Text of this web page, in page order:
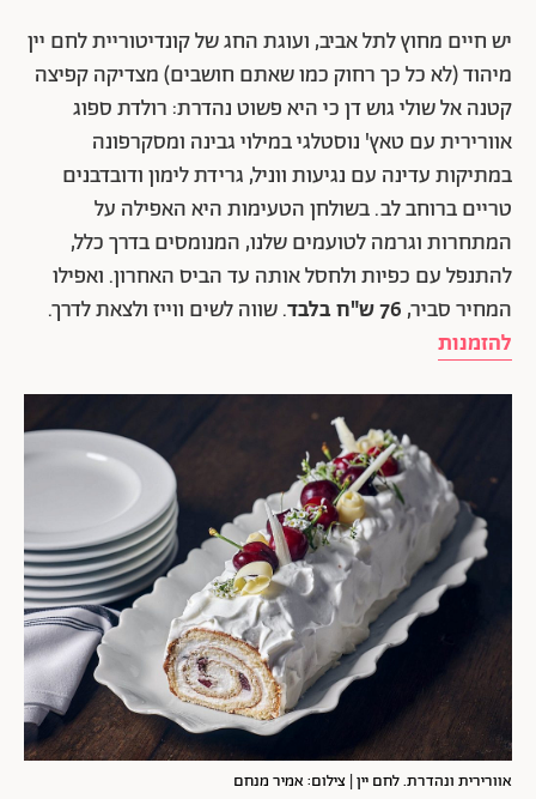
יש חיים מחוץ לתל אביב, ועוגת החג של קונדיטוריית לחם יין
מיהוד (לא כל כך רחוק כמו שאתם חושבים) מצדיקה קפיצה
קטנה אל שולי גוש דן כי היא פשוט נהדרת: רולדת ספוג
אוורירית עם טאץ' נוסטלגי במילוי גבינה ומסקרפונה
במתיקות עדינה עם נגיעות ווניל, גרידת לימון ודובדבנים
טריים ברוחב לב. בשולחן הטעימות היא האפילה על
המתחרות וגרמה לטועמים שלנו, המנומסים בדרך כלל,
להתנפל עם כפיות ולחסל אותה עד הביס האחרון. ואפילו
המחיר סביר,76 ש"ח בלבד
. שווה לשים ווייז ולצאת לדרך.
להזמנות
אוורירית ונהדרת. לחם יין | צילום: אמיר מנחם